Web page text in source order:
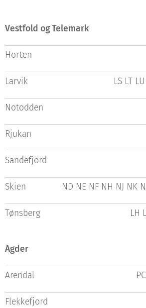
Vestfold og Telemark
Horten
Larvik LS LT
Notodden
Rjukan
Sandefjord
Skien ND NE NF NH NJ NK
Tønsberg LH
Agder
Arendal
Flekkefjord